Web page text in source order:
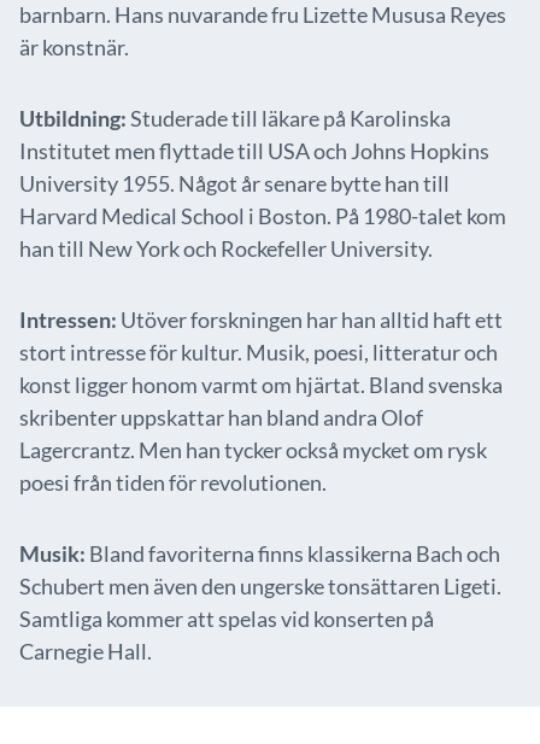
barnbarn. Hans nuvarande fru Lizette Mususa Reyes
är konstnär.
Utbildning:Studerade till läkare på Karolinska
Institutet men flyttade till USA och Johns Hopkins
University 1955. Något år senare bytte han till
Harvard Medical School i Boston. På 1980-talet kom
han till New York och Rockefeller University.
Intressen: Utöver forskningen har han alltid haft ett
stort intresse för kultur. Musik, poesi, litteratur och
konst ligger honom varmt om hjärtat. Bland svenska
skribenter uppskattar han bland andra Olof
Lagercrantz. Men han tycker också mycket om rysk
poesi från tiden för revolutionen.
Musik: Bland favoriterna finns klassikerna Bach och
Schubert men även den ungerske tonsättaren Ligeti.
Samtliga kommer att spelas vid konserten på
Carnegie Hall.